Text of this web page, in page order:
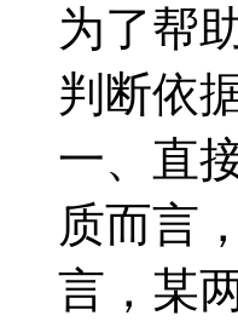
为了帮
判断依
一、直
质而言
言，某